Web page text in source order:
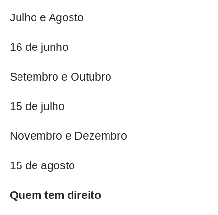
Julho e Agosto
16 de junho
Setembro e Outubro
15 de julho
Novembro e Dezembro
15 de agosto
Quem tem direito